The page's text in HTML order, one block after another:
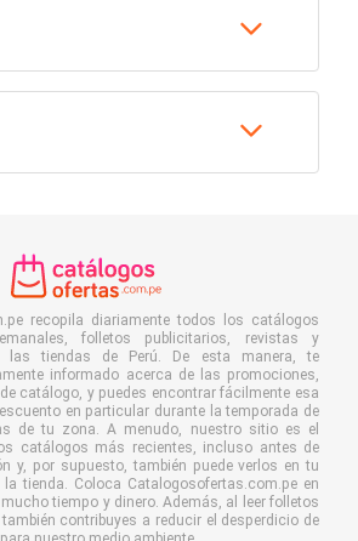
recopila diariamente todos los catálogos
folletos publicitarios, revistas y
las tiendas de Perú. De esta manera, te
informado acerca de las promociones,
catálogo, y puedes encontrar fácilmente esa
en particular durante la temporada de
de tu zona. A menudo, nuestro sitio es el
catálogos más recientes, incluso antes de
y, por supuesto, también puede verlos en tu
tienda. Coloca Catalogosofertas.com.pe en
tiempo y dinero. Además, al leer folletos
contribuyes a reducir el desperdicio de